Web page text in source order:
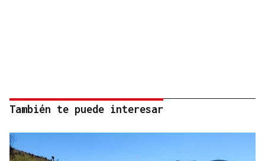
También te puede interesar